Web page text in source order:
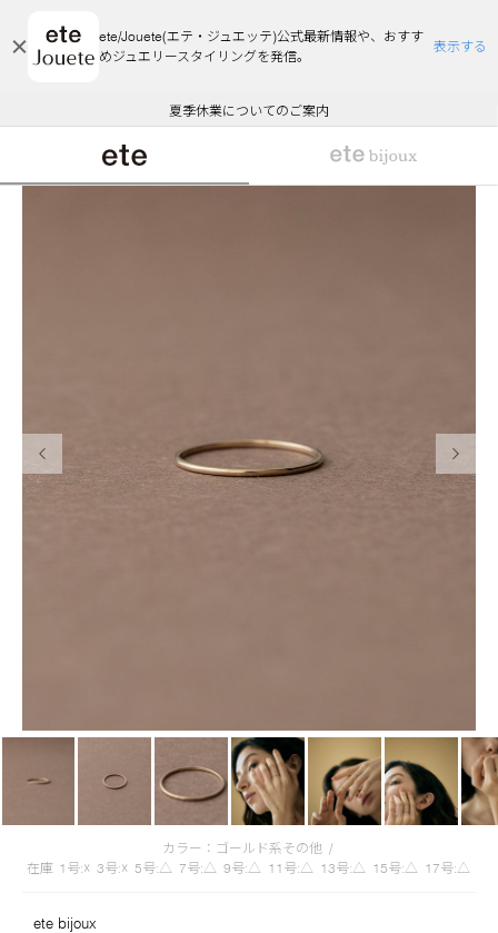
ete/Jouete(エテ・ジュエッテ)公式最新情報や、おすす
めジュエリースタイリングを発信。
表示する
エコラッピング及びエコポイント付与のご案内
ご注文いただいたお品物のお届け状況について
夏季休業についてのご案内
WEB Limited Items >>
採用のご案内
悪質な偽サイトにご注意ください
エコラッピング及びエコポイント付与のご案内
ご注文いただいたお品物のお届け状況について
カラー：ゴールド系その他 /
在庫 1号:☓ 3号:☓ 5号:△ 7号:△ 9号:△ 11号:△ 13号:△ 15号:△ 17号:△
ete bijoux